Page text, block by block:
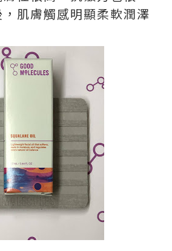
肌膚觸感明顯柔軟潤澤